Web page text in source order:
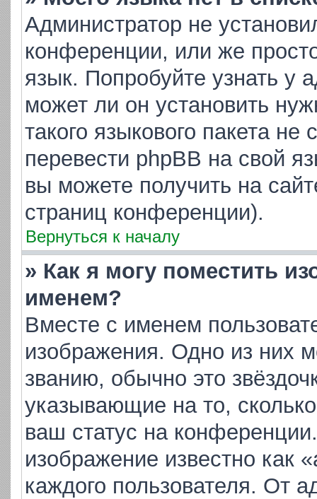
Администратор не
конференции, или же
язык. Попробуйте узнать у
может ли он установить
такого языкового пакета
перевести phpBB на свой
вы можете получить на
страниц конференции).
Вернуться к началу
» Как я могу поместить
именем?
Вместе с именем
изображения. Одно из них
званию, обычно это
указывающие на то,
ваш статус на
изображение известно как
каждого пользователя. От